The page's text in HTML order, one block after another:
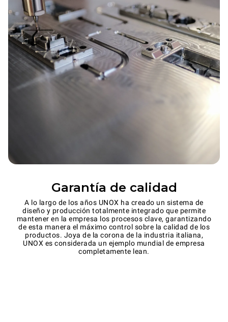
Garantía de calidad
A lo largo de los años UNOX ha creado un sistema de
diseño y producción totalmente integrado que permite
mantener en la empresa los procesos clave, garantizando
de esta manera el máximo control sobre la calidad de los
productos. Joya de la corona de la industria italiana,
UNOX es considerada un ejemplo mundial de empresa
completamente lean.